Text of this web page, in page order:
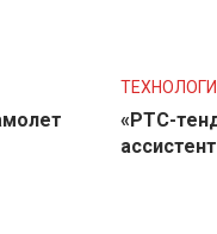
«РТС-